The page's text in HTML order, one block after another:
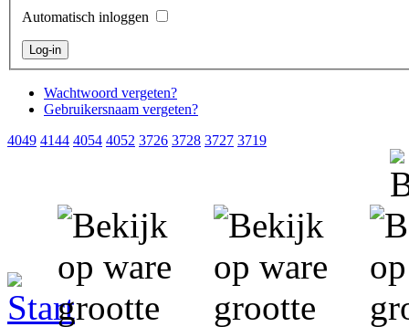
Automatisch inloggen
Wachtwoord vergeten?
Gebruikersnaam vergeten?
4049 4144 4054 4052 3726 3728 3727 3719